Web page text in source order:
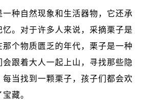
种自然现象和生活器物，它还承
。对于许多人来说，采摘栗子是
个物质匮乏的年代，栗子是一种
跟着大人一起上山，寻找那些隐
当找到一颗栗子，孩子们都会欢
藏。